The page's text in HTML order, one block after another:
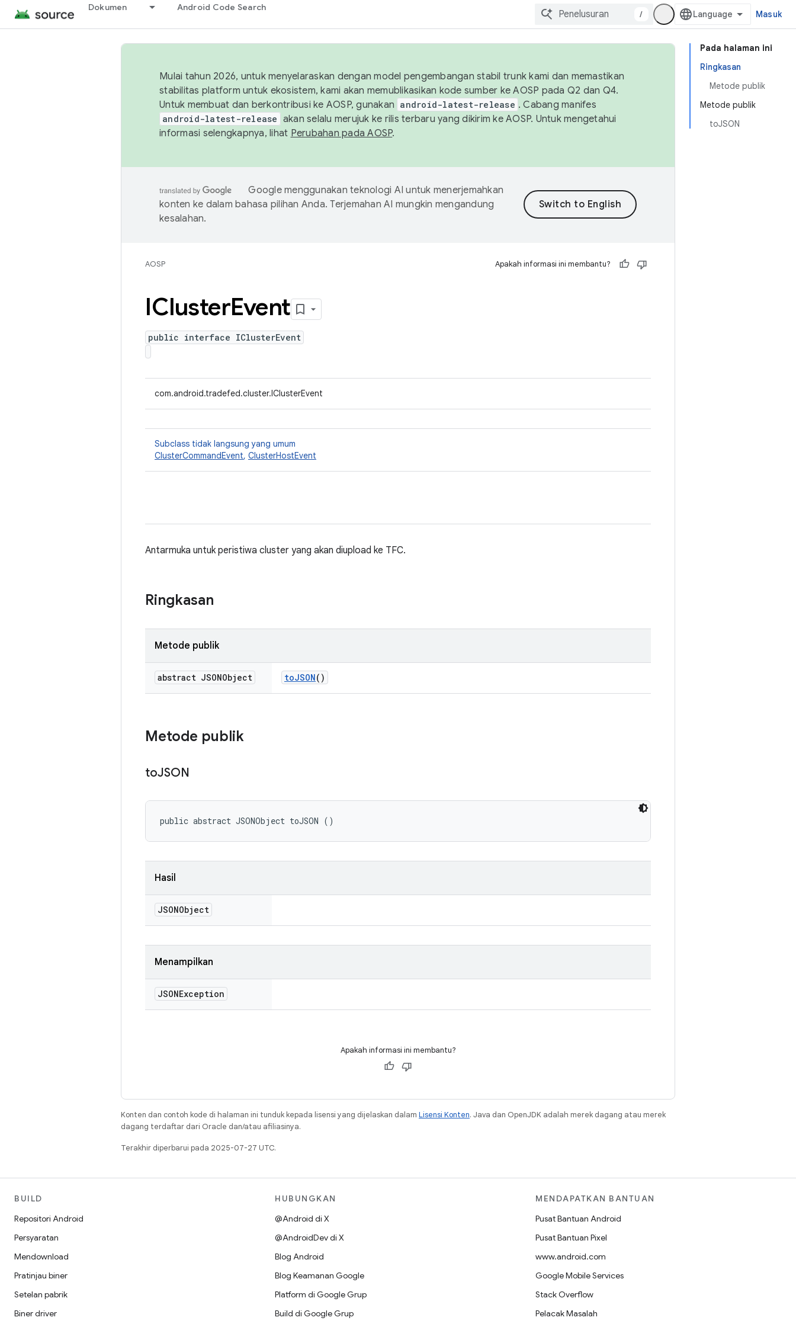
Dokumen Android Code Search
/ Masuk
Pada halaman ini
Ringkasan
Metode publik
Metode publik
toJSON
Mulai tahun 2026, untuk menyelaraskan dengan model pengembangan stabil trunk kami dan memastikan
stabilitas platform untuk ekosistem, kami akan memublikasikan kode sumber ke AOSP pada Q2 dan Q4.
Untuk membuat dan berkontribusi ke AOSP, gunakan android-latest-release . Cabang manifes
android-latest-release akan selalu merujuk ke rilis terbaru yang dikirim ke AOSP. Untuk mengetahui
informasi selengkapnya, lihat Perubahan pada AOSP.
Google menggunakan teknologi AI untuk menerjemahkan
konten ke dalam bahasa pilihan Anda. Terjemahan AI mungkin mengandung
kesalahan.
AOSP Apakah informasi ini membantu?
IClusterEvent
public interface IClusterEvent
com.android.tradefed.cluster.IClusterEvent
Subclass tidak langsung yang umum
ClusterCommandEvent, ClusterHostEvent
Antarmuka untuk peristiwa cluster yang akan diupload ke TFC.
Ringkasan
Metode publik
abstract JSONObject toJSON()
Metode publik
toJSON
public abstract JSONObject toJSON ()
Hasil
JSONObject
Menampilkan
JSONException
Apakah informasi ini membantu?
Konten dan contoh kode di halaman ini tunduk kepada lisensi yang dijelaskan dalam Lisensi Konten. Java dan OpenJDK adalah merek dagang atau merek
dagang terdaftar dari Oracle dan/atau afiliasinya.
Terakhir diperbarui pada 2025-07-27 UTC.
BUILD
Repositori Android
Persyaratan
Mendownload
Pratinjau biner
Setelan pabrik
Biner driver
HUBUNGKAN
@Android di X
@AndroidDev di X
Blog Android
Blog Keamanan Google
Platform di Google Grup
Build di Google Grup
MENDAPATKAN BANTUAN
Pusat Bantuan Android
Pusat Bantuan Pixel
www.android.com
Google Mobile Services
Stack Overflow
Pelacak Masalah